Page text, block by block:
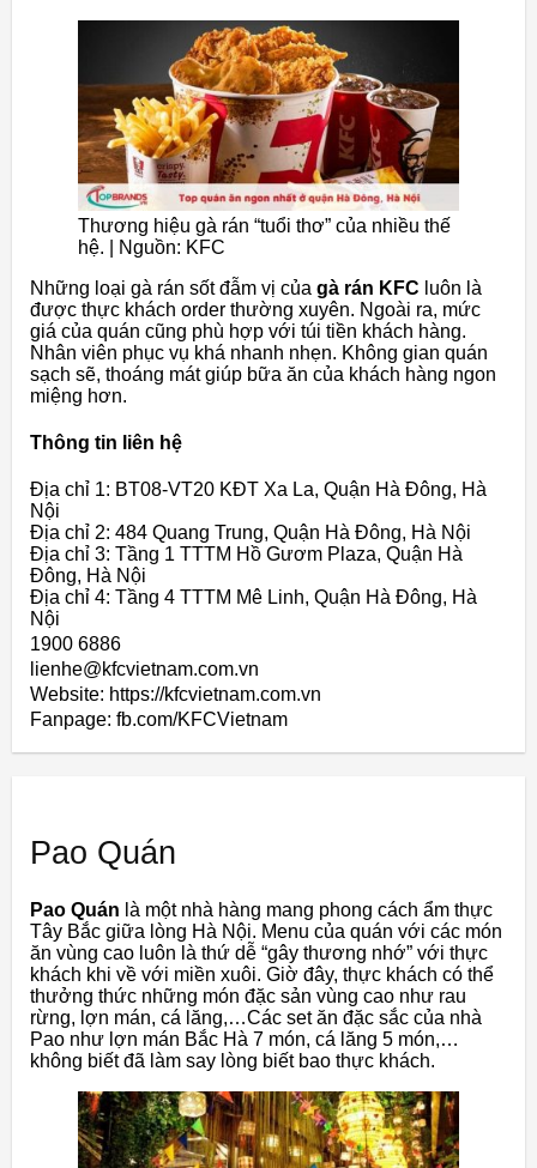
Thương hiệu gà rán “tuổi thơ” của nhiều thế
hệ. | Nguồn: KFC
Những loại gà rán sốt đẫm vị của gà rán KFC luôn là
được thực khách order thường xuyên. Ngoài ra, mức
giá của quán cũng phù hợp với túi tiền khách hàng.
Nhân viên phục vụ khá nhanh nhẹn. Không gian quán
sạch sẽ, thoáng mát giúp bữa ăn của khách hàng ngon
miệng hơn.
Thông tin liên hệ
Địa chỉ 1: BT08-VT20 KĐT Xa La, Quận Hà Đông, Hà
Nội
Địa chỉ 2: 484 Quang Trung, Quận Hà Đông, Hà Nội
Địa chỉ 3: Tầng 1 TTTM Hồ Gươm Plaza, Quận Hà
Đông, Hà Nội
Địa chỉ 4: Tầng 4 TTTM Mê Linh, Quận Hà Đông, Hà
Nội
1900 6886
lienhe@kfcvietnam.com.vn
Website: https://kfcvietnam.com.vn
Fanpage: fb.com/KFCVietnam
Pao Quán
Pao Quán là một nhà hàng mang phong cách ẩm thực
Tây Bắc giữa lòng Hà Nội. Menu của quán với các món
ăn vùng cao luôn là thứ dễ “gây thương nhớ” với thực
khách khi về với miền xuôi. Giờ đây, thực khách có thể
thưởng thức những món đặc sản vùng cao như rau
rừng, lợn mán, cá lăng,…Các set ăn đặc sắc của nhà
Pao như lợn mán Bắc Hà 7 món, cá lăng 5 món,…
không biết đã làm say lòng biết bao thực khách.